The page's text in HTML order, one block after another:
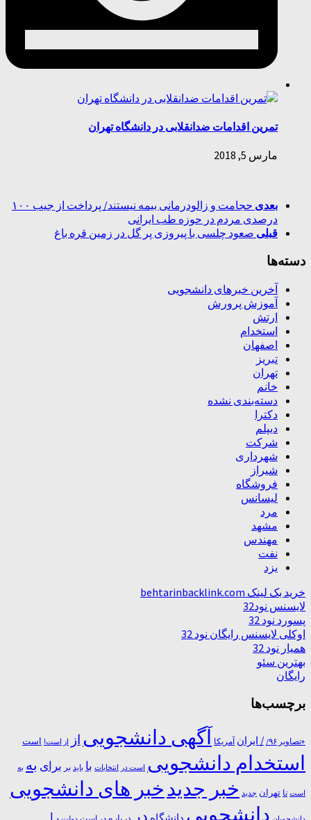
تمرین اقدامات ضدانقلابی در دانشگاه تهران
مارس 5, 2018
بعدی
حجامت و زالودرمانی بیمه نیستند/ پرداخت از جیب ۱۰۰
درصدی مردم در حوزه طب ایرانی
قبلی صعود چلسی با پیروزی پر گل در زمین قره باغ
دسته‌ها
آخرین خبرهای دانشجویی
آموزش پرورش
ارتش
استخدام
اصفهان
تبریز
تهران
خانم
دسته‌بندی نشده
دکترا
دیپلم
شرکت
شهرداری
شیراز
فروشگاه
لیسانس
مرد
مشهد
مهندس
نفت
یزد
خرید بک لینک behtarinbacklink.com
لایسنس نود32
پسورد نود 32
اوکلی لایسنس رایگان نود 32
همیار نود 32
بهترین سئو
رایگان
برچسب‌ها
+تصاویر ۹۶/ / ایران آمریکا آگهی دانشجویی از از است! است
استخدام دانشجویی است در انتخابات با باید بر برای به به
است تا تهران جدید خبر جدیدخبر های دانشجویی
دانشجویی